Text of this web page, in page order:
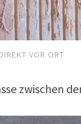
VOR ORT
zwischen